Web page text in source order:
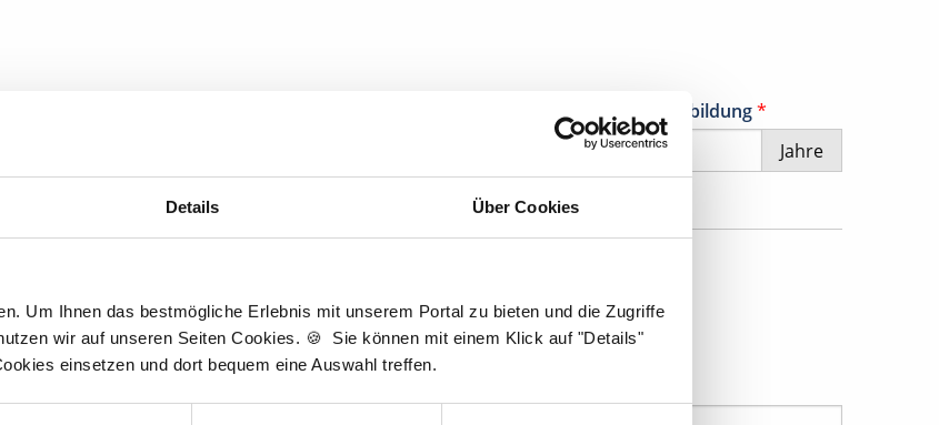
Details Über Cookies
Um Ihnen das bestmögliche Erlebnis mit unserem Portal zu bieten und die Zugriffe
wir auf unseren Seiten Cookies. 🍪 Sie können mit einem Klick auf "Details"
einsetzen und dort bequem eine Auswahl treffen.
Berufserfahrung nach der Ausbildung*
Jahre